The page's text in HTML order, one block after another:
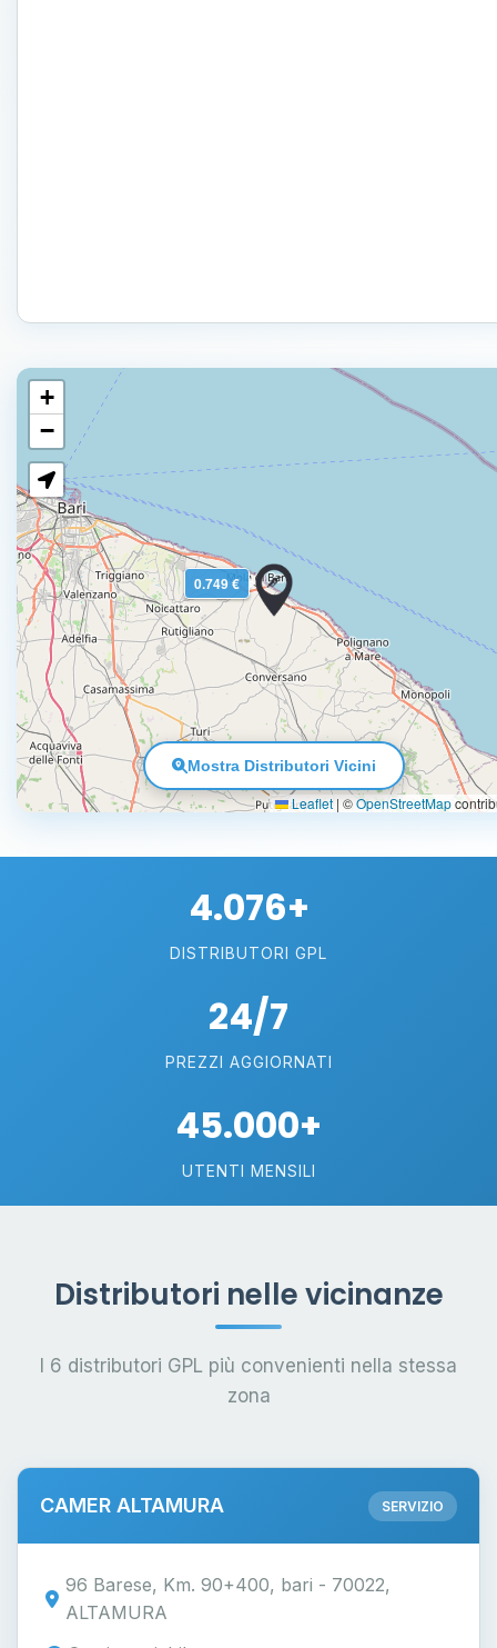
0.749 €
+
−
Leaflet | ©OpenStreetMap
Mostra Distributori Vicini
4.076+
DISTRIBUTORI GPL
24/7
PREZZI AGGIORNATI
45.000+
UTENTI MENSILI
Distributori nelle vicinanze
I 6 distributori GPL più convenienti nella stessa
zona
CAMER ALTAMURA SERVIZIO
96 Barese, Km. 90+400, bari - 70022,
ALTAMURA